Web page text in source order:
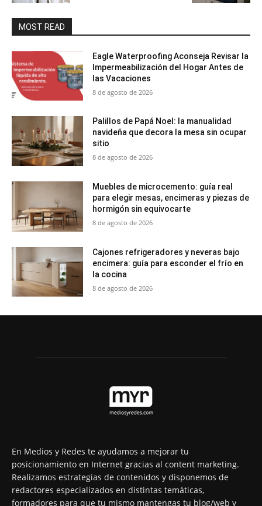
MOST READ
Eagle Waterproofing Aconseja Revisar la
Impermeabilización del Hogar Antes de
las Vacaciones
8 de agosto de 2026
Palillos de Papá Noel: la manualidad
navideña que decora la mesa sin ocupar
sitio
8 de agosto de 2026
Muebles de microcemento: guía real
para elegir mesas, encimeras y piezas de
hormigón sin equivocarte
8 de agosto de 2026
Cajones refrigeradores y neveras bajo
encimera: guía para esconder el frío en
la cocina
8 de agosto de 2026
En Medios y Redes te ayudamos a mejorar tu
posicionamiento en Internet gracias al content marketing.
Realizamos estrategias de contenidos y disponemos de
redactores especializados en distintas temáticas,
formadores para que tu mismo mantengas tu blog/web y